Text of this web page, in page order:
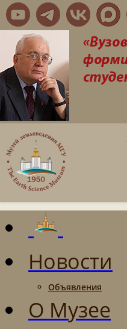
Новости
Объявления
О Музее